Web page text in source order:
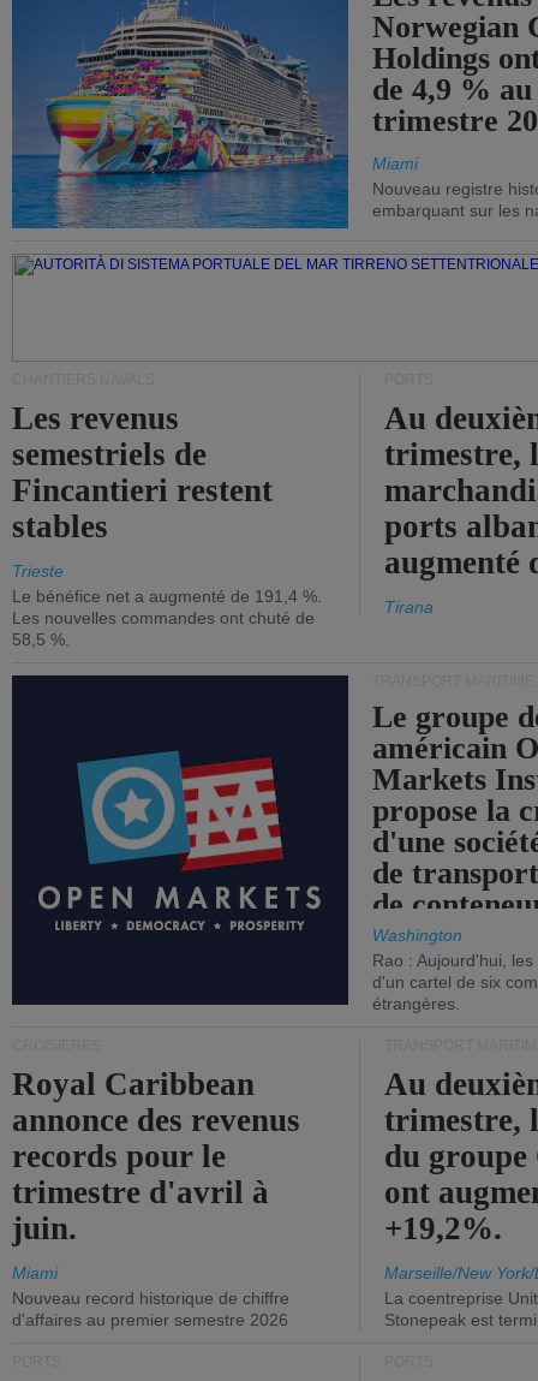
Norwegian
Holdings
de 4,9 %
trimestre
Miami
Nouveau registre
embarquant sur les
Les revenus
semestriels de
Fincantieri restent
stables
Trieste
Le bénéfice net a augmenté de 191,4 %.
Les nouvelles commandes ont chuté de
58,5 %.
Au
trimestre,
ports
augmenté
Tirana
Le groupe
américain
Markets
propose la
d'une
de
de
Washington
Rao : Aujourd'hui,
d'un cartel de six
étrangères.
Royal Caribbean
annonce des revenus
records pour le
trimestre d'avril à
juin.
Miami
Nouveau record historique de chiffre
d'affaires au premier semestre 2026
Au
trimestre,
du
ont
+19,2%.
Marseille/New
La coentreprise
Stonepeak est